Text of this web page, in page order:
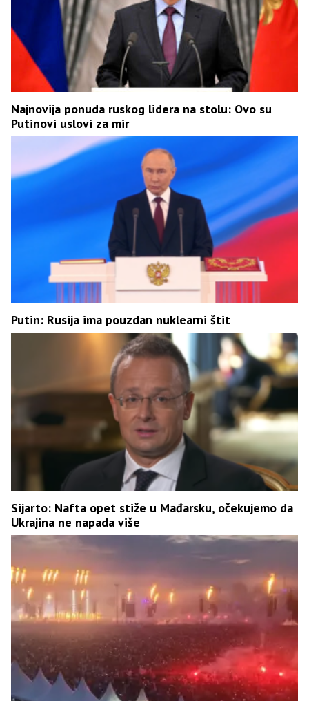
Najnovija ponuda ruskog lidera na stolu: Ovo su
Putinovi uslovi za mir
Putin: Rusija ima pouzdan nuklearni štit
Sijarto: Nafta opet stiže u Mađarsku, očekujemo da
Ukrajina ne napada više